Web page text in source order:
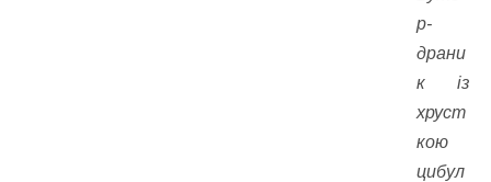
р-
драни
к із
хруст
кою
цибул